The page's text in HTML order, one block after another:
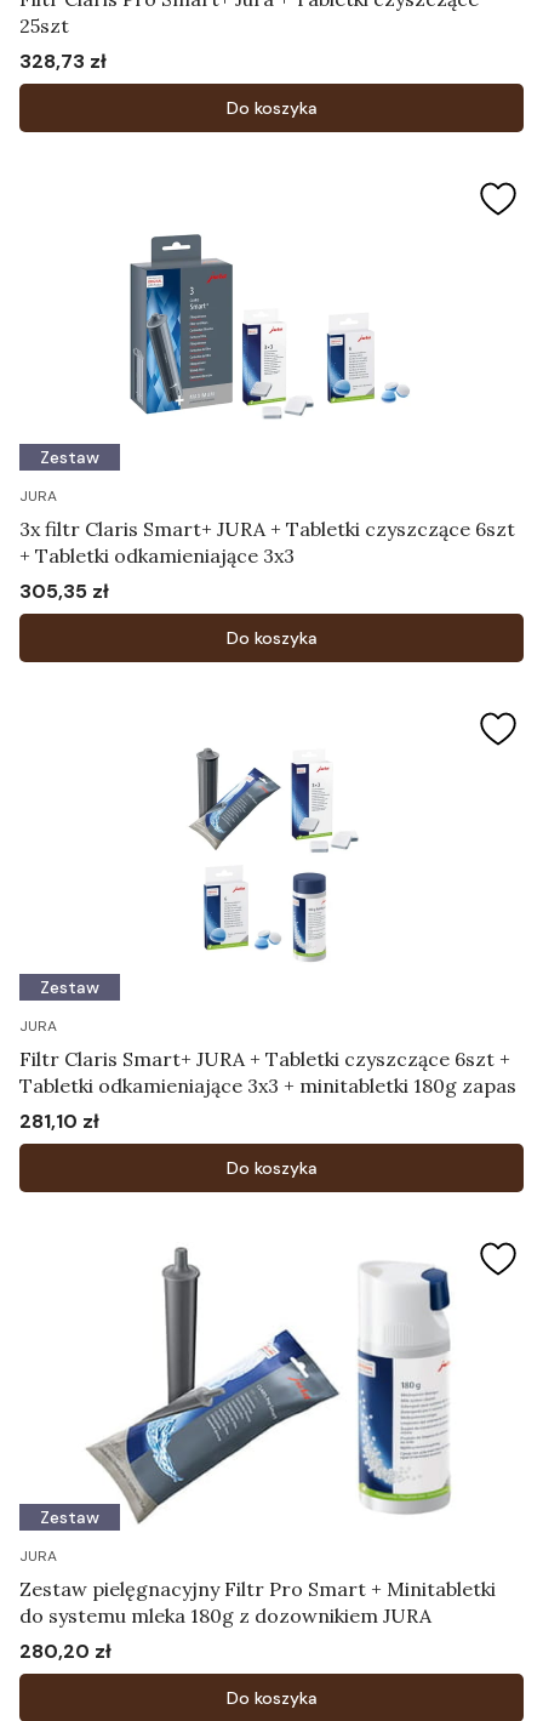
25szt
Cena
328,73 zł
Do koszyka
Zestaw
JURA
3x filtr Claris Smart+ JURA + Tabletki czyszczące 6szt
+ Tabletki odkamieniające 3x3
Cena
305,35 zł
Do koszyka
Zestaw
JURA
Filtr Claris Smart+ JURA + Tabletki czyszczące 6szt +
Tabletki odkamieniające 3x3 + minitabletki 180g zapas
Cena
281,10 zł
Do koszyka
Zestaw
JURA
Zestaw pielęgnacyjny Filtr Pro Smart + Minitabletki
do systemu mleka 180g z dozownikiem JURA
Cena
280,20 zł
Do koszyka